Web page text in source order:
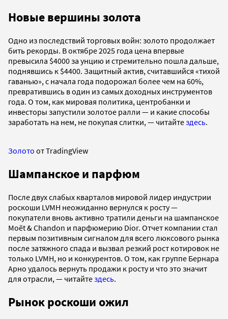
Новые вершины золота
Одно из последствий торговых войн: золото продолжает
бить рекорды. В октябре 2025 года цена впервые
превысила $4000 за унцию и стремительно пошла дальше,
поднявшись к $4400. Защитный актив, считавшийся «тихой
гаванью», с начала года подорожал более чем на 60%,
превратившись в один из самых доходных инструментов
года. О том, как мировая политика, центробанки и
инвесторы запустили золотое ралли — и какие способы
заработать на нем, не покупая слитки, — читайтездесь.
Золото от TradingView
Шампанское и парфюм
После двух слабых кварталов мировой лидер индустрии
роскоши LVMH неожиданно вернулся к росту —
покупатели вновь активно тратили деньги на шампанское
Moët & Chandon и парфюмерию Dior. Отчет компании стал
первым позитивным сигналом для всего люксового рынка
после затяжного спада и вызвал резкий рост котировок не
только LVMH, но и конкурентов. О том, как группе Бернара
Арно удалось вернуть продажи к росту и что это значит
для отрасли, — читайтездесь.
Рынок роскоши ожил